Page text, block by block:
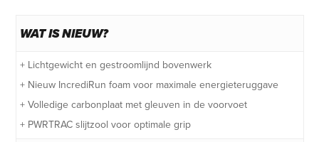
WAT IS NIEUW?
+ Lichtgewicht en gestroomlijnd bovenwerk
+ Nieuw IncrediRun foam voor maximale energieteruggave
+ Volledige carbonplaat met gleuven in de voorvoet
+ PWRTRAC slijtzool voor optimale grip